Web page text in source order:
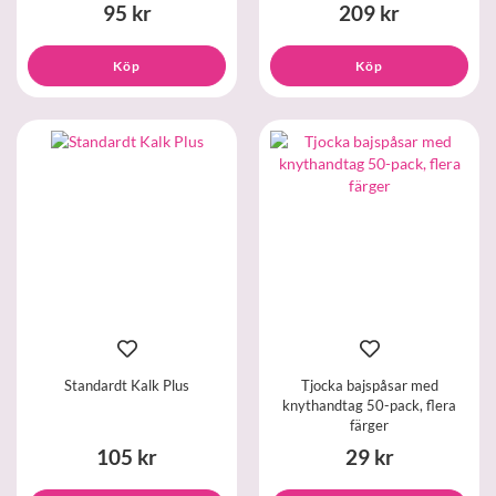
95 kr
Köp
209 kr
Köp
Standardt Kalk Plus
105 kr
Tjocka bajspåsar med
knythandtag 50-pack, flera
färger
29 kr